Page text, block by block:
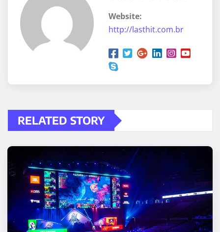
Website:
http://lasthit.com.br
RELATED STORY